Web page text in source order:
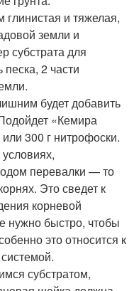
глинистая и тяжелая,
земли и
субстрата для
2 части
будет добавить
«Кемира
300 г нитрофоски.
перевалки — то
Это сведет к
корневой
нужно быстро, чтобы
это относится к
субстратом,